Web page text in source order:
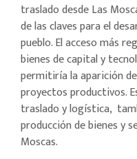
traslado desde Las
de las claves para el
pueblo. El acceso más
bienes de capital y
permitiría la aparición
proyectos productivos.
traslado y logística,
producción de bienes y
Moscas.